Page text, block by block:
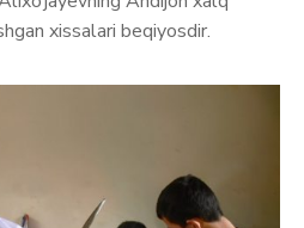
xissalari beqiyosdir.